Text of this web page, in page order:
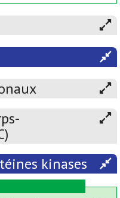
kinases